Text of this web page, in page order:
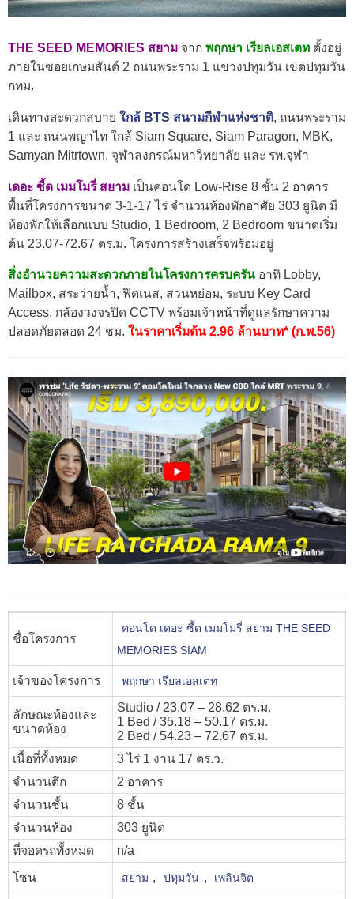
THE SEED MEMORIES สยาม จาก พฤกษา เรียลเอสเตท ตั้งอยู่
ภายในซอยเกษมสันต์ 2 ถนนพระราม 1 แขวงปทุมวัน เขตปทุมวัน
กทม.
เดินทางสะดวกสบาย ใกล้ BTS สนามกีฬาแห่งชาติ, ถนนพระราม
1 และ ถนนพญาไท ใกล้ Siam Square, Siam Paragon, MBK,
Samyan Mitrtown, จุฬาลงกรณ์มหาวิทยาลัย และ รพ.จุฬา
เดอะ ซี้ด เมมโมรี่ สยาม เป็นคอนโด Low-Rise 8 ชั้น 2 อาคาร
พื้นที่โครงการขนาด 3-1-17 ไร่ จำนวนห้องพักอาศัย 303 ยูนิต มี
ห้องพักให้เลือกแบบ Studio, 1 Bedroom, 2 Bedroom ขนาดเริ่ม
ต้น 23.07-72.67 ตร.ม. โครงการสร้างเสร็จพร้อมอยู่
สิ่งอำนวยความสะดวกภายในโครงการครบครัน อาทิ Lobby,
Mailbox, สระว่ายน้ำ, ฟิตเนส, สวนหย่อม, ระบบ Key Card
Access, กล้องวงจรปิด CCTV พร้อมเจ้าหน้าที่ดูแลรักษาความ
ปลอดภัยตลอด 24 ชม. ในราคาเริ่มต้น 2.96 ล้านบาท* (ก.พ.56)
ชื่อโครงการ
คอนโด เดอะ ซี้ด เมมโมรี่ สยาม THE SEED
MEMORIES SIAM
เจ้าของโครงการ พฤกษา เรียลเอสเตท
ลักษณะห้องและ
ขนาดห้อง
Studio / 23.07 – 28.62 ตร.ม.
1 Bed / 35.18 – 50.17 ตร.ม.
2 Bed / 54.23 – 72.67 ตร.ม.
เนื้อที่ทั้งหมด
3 ไร่ 1 งาน 17 ตร.ว.
จำนวนตึก
2 อาคาร
จำนวนชั้น
8 ชั้น
จำนวนห้อง
303 ยูนิต
ที่จอดรถทั้งหมด
n/a
โซน
สยาม , ปทุมวัน , เพลินจิต